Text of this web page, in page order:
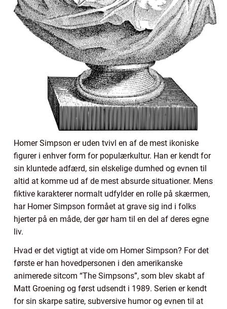
Homer Simpson er uden tvivl en af de mest ikoniske
figurer i enhver form for populærkultur. Han er kendt for
sin kluntede adfærd, sin elskelige dumhed og evnen til
altid at komme ud af de mest absurde situationer. Mens
fiktive karakterer normalt udfylder en rolle på skærmen,
har Homer Simpson formået at grave sig ind i folks
hjerter på en måde, der gør ham til en del af deres egne
liv.
Hvad er det vigtigt at vide om Homer Simpson? For det
første er han hovedpersonen i den amerikanske
animerede sitcom “The Simpsons”, som blev skabt af
Matt Groening og først udsendt i 1989. Serien er kendt
for sin skarpe satire, subversive humor og evnen til at